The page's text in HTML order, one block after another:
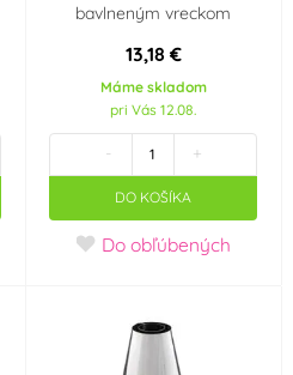
bavlneným vreckom
13,18 €
Máme skladom
pri Vás 12.08.
- +
DO KOŠÍKA
Do obľúbených